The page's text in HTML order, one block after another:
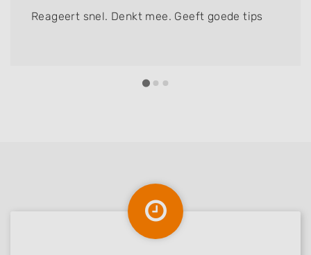
Reageert snel. Denkt mee. Geeft goede tips